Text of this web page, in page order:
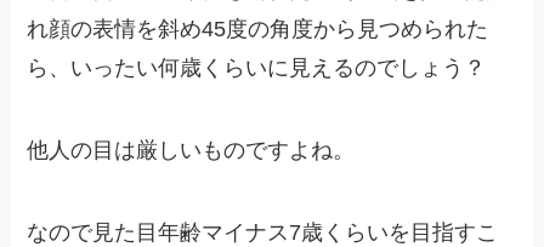
れ顔の表情を斜め45度の角度から見つめられた
ら、いったい何歳くらいに見えるのでしょう？
他人の目は厳しいものですよね。
なので見た目年齢マイナス7歳くらいを目指すこ